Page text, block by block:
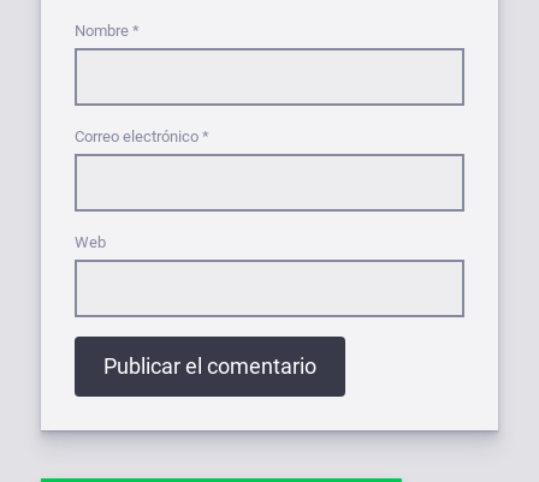
Nombre *
Correo electrónico *
Web